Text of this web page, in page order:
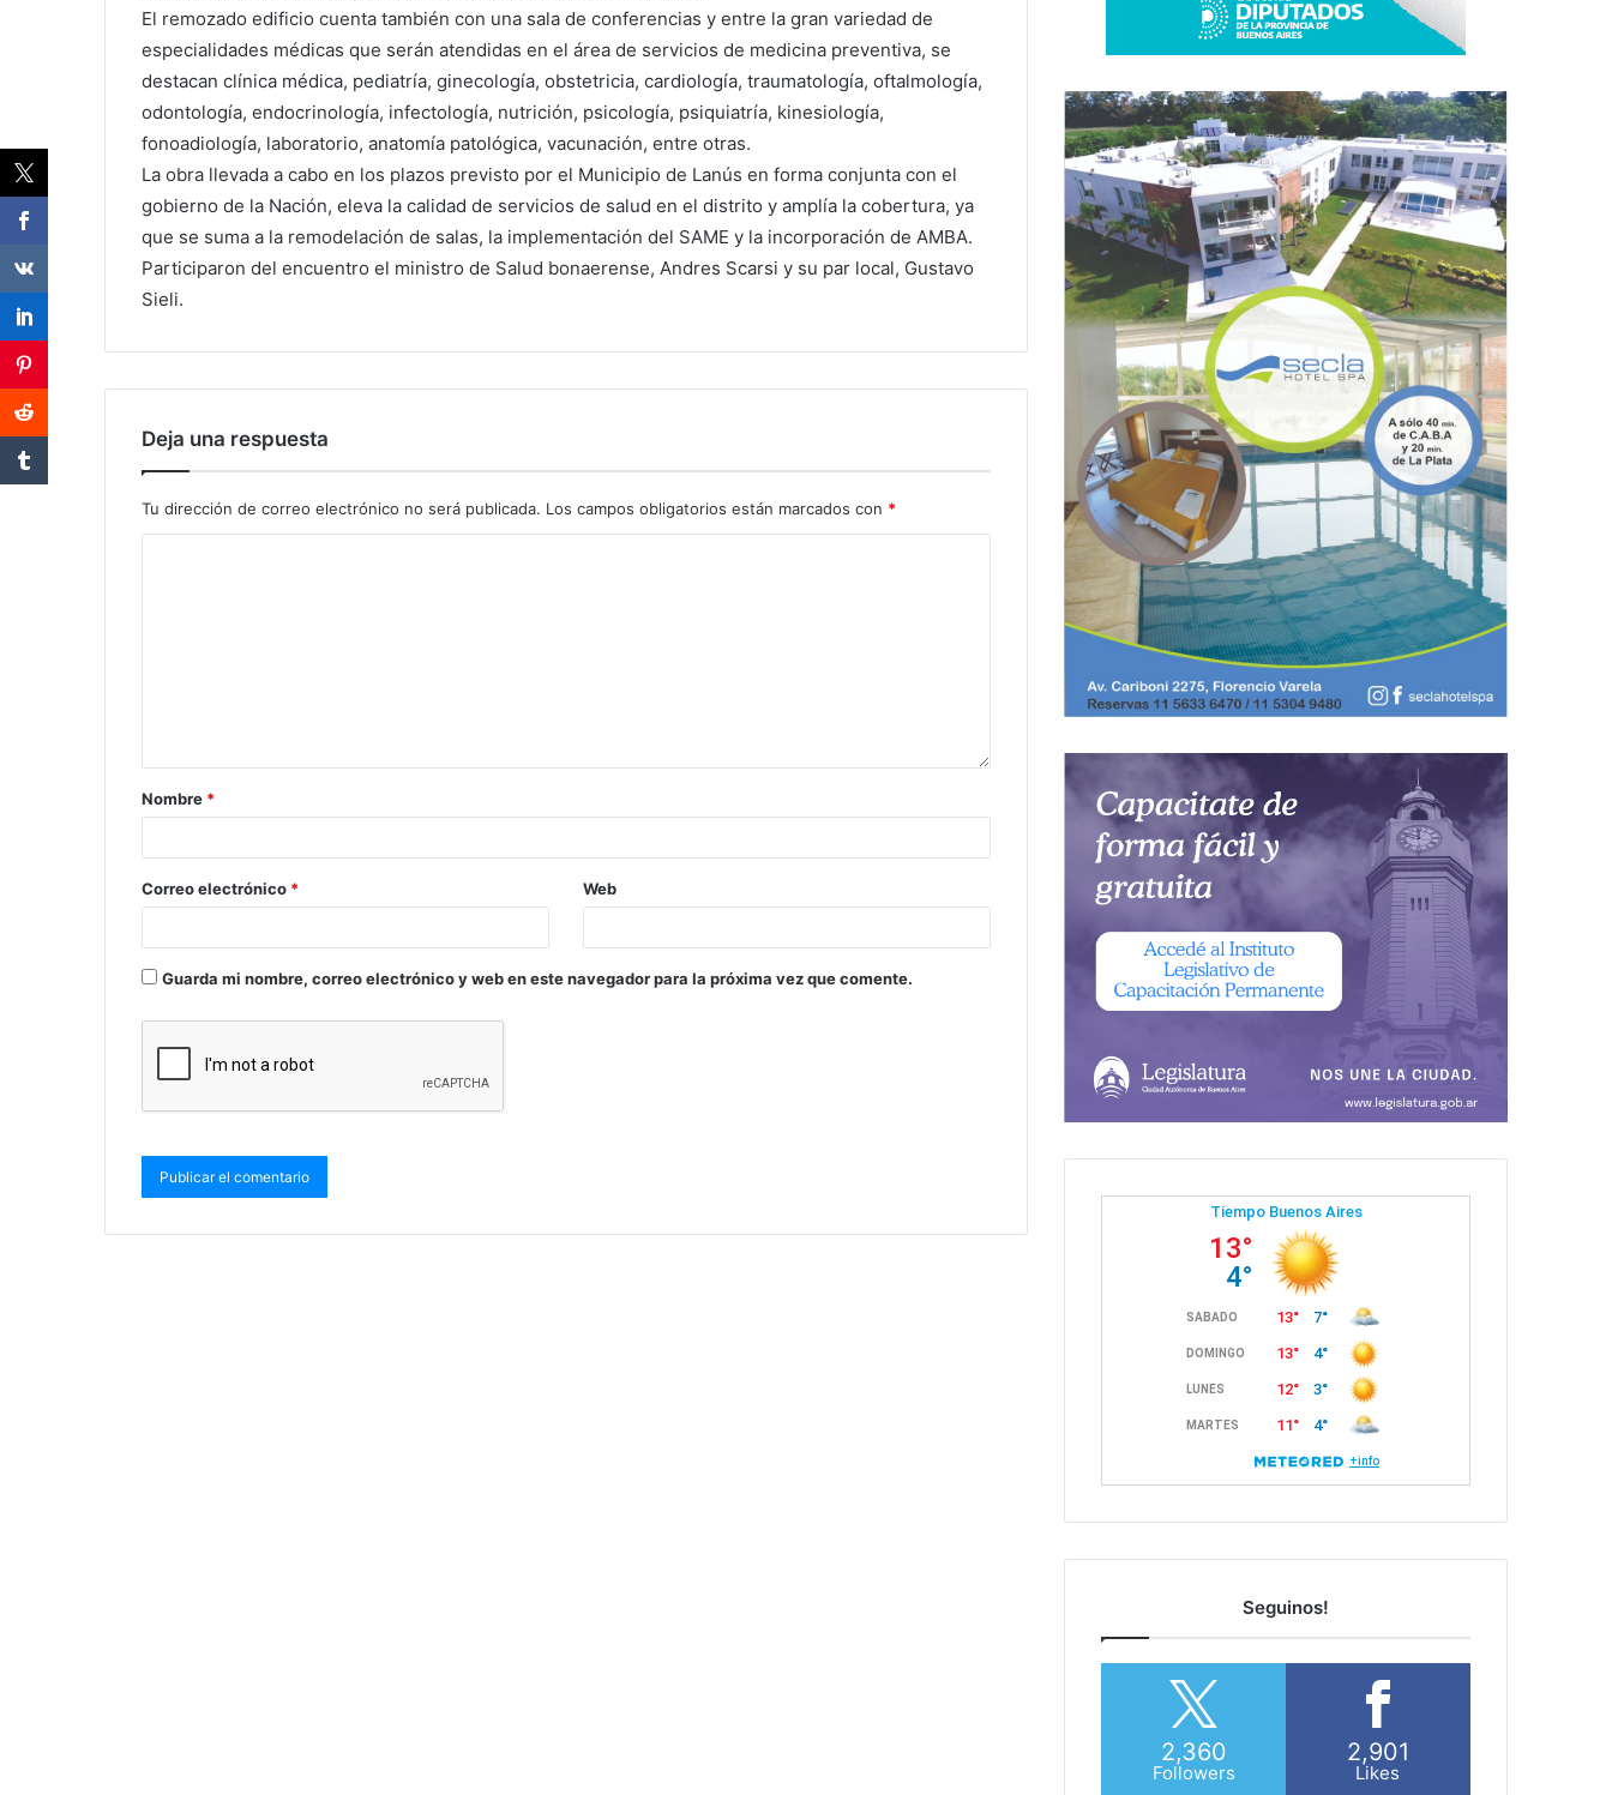
El remozado edificio cuenta también con una sala de conferencias y entre la gran variedad de
especialidades médicas que serán atendidas en el área de servicios de medicina preventiva, se
destacan clínica médica, pediatría, ginecología, obstetricia, cardiología, traumatología, oftalmología,
odontología, endocrinología, infectología, nutrición, psicología, psiquiatría, kinesiología,
fonoadiología, laboratorio, anatomía patológica, vacunación, entre otras.
La obra llevada a cabo en los plazos previsto por el Municipio de Lanús en forma conjunta con el
gobierno de la Nación, eleva la calidad de servicios de salud en el distrito y amplía la cobertura, ya
que se suma a la remodelación de salas, la implementación del SAME y la incorporación de AMBA.
Participaron del encuentro el ministro de Salud bonaerense, Andres Scarsi y su par local, Gustavo
Sieli.
Deja una respuesta
Tu dirección de correo electrónico no será publicada. Los campos obligatorios están marcados con *
Nombre *
Correo electrónico * Web
Guarda mi nombre, correo electrónico y web en este navegador para la próxima vez que comente.
Seguinos!
2,360
Followers
2,901
Likes